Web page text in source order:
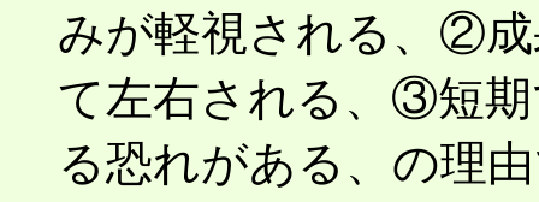
みが軽視される、②
て左右される、③短
る恐れがある、の理